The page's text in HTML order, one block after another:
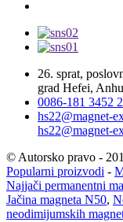
26. sprat,
grad Hefei,
0086-181 3452
hs22@magnet-
hs22@magnet-
© Autorsko pravo -
Popularni proizvodi -
Najjači permanentni
Jačina magneta N50,
neodimijumskih